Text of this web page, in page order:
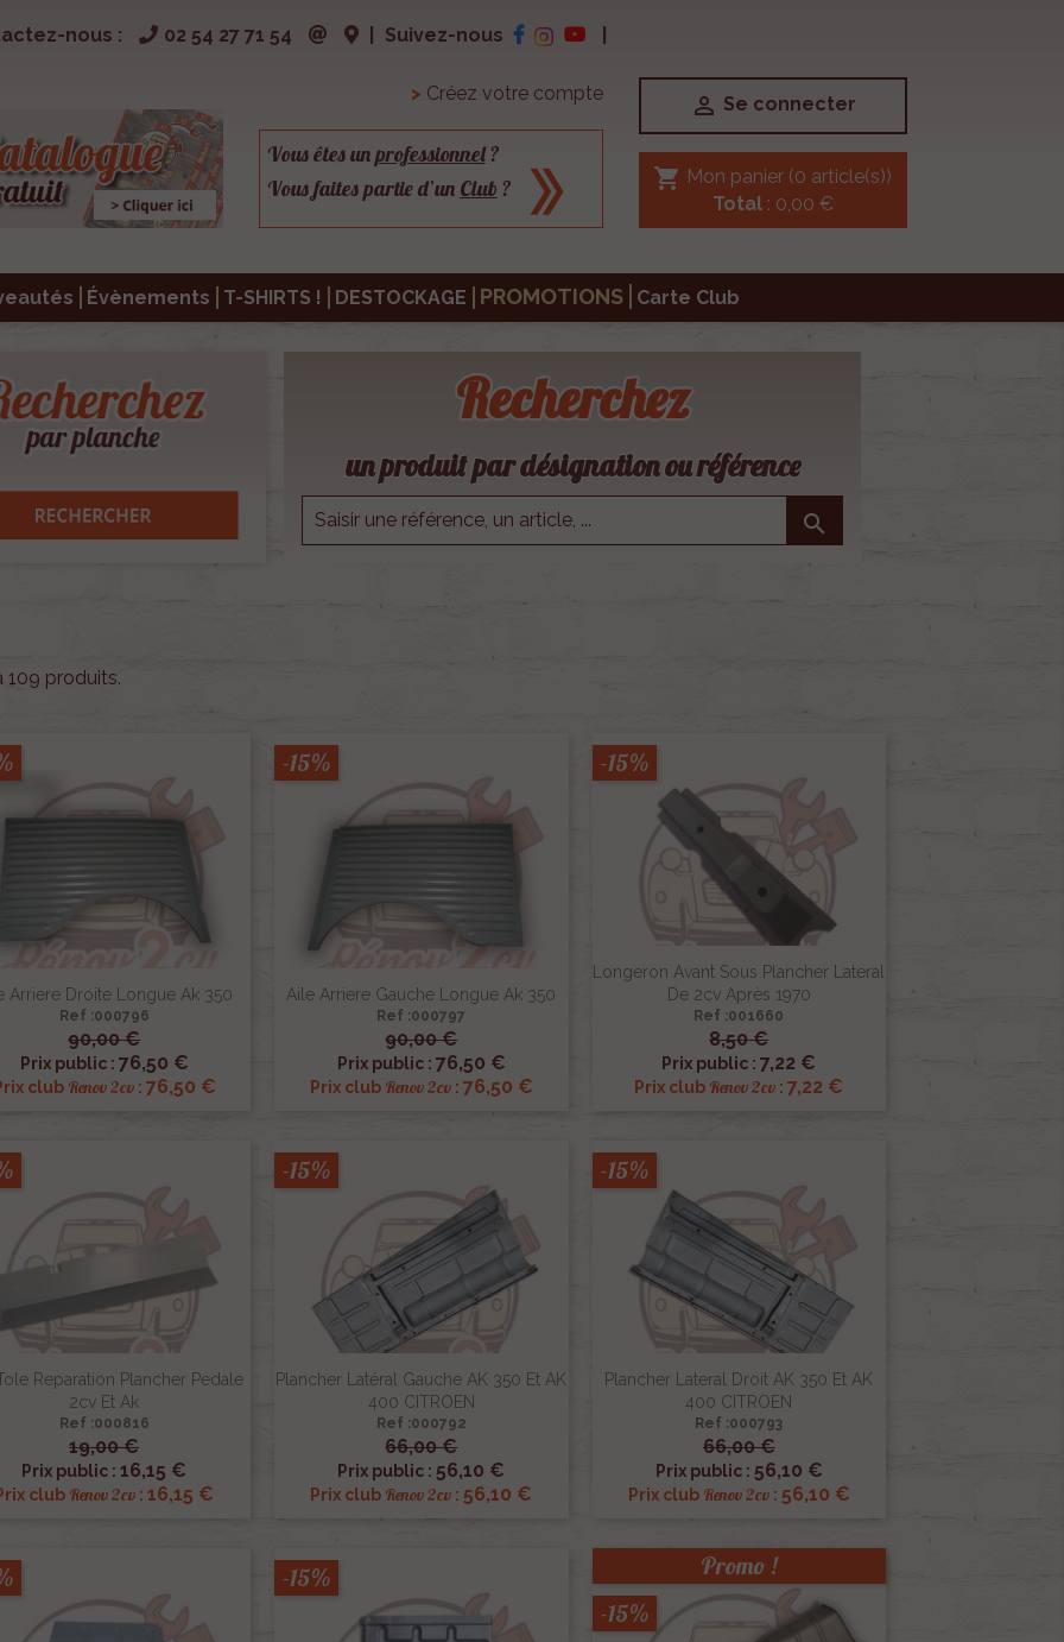
nous : 02 54 27 71 54 Suivez-nous
> Créez votre compte
Vous êtes unprofessionnel?
Vous faites partie d’un Club ?
 Se connecter
shopping_cart Mon panier (0 article(s))
Total: 0,00 €
Évènements T-SHIRTS ! DESTOCKAGE PROMOTIONS Carte Club
Recherchez
un produit par désignation ou référence

109 produits.
Arriere Droite Longue Ak 350
Ref :000796
90,00 €
Prix public : 76,50 €
club Renov 2cv: 76,50 €
 Aperçu rapide
Aile Arriere Gauche Longue Ak 350
Ref :000797
90,00 €
Prix public : 76,50 €
Prix club Renov 2cv: 76,50 €
-15%
 Aperçu rapide
Longeron Avant Sous Plancher Lateral
De 2cv Après 1970
Ref :001660
8,50 €
Prix public :7,22 €
Prix club Renov 2cv :7,22 €
-15%
 Aperçu rapide
Reparation Plancher Pedale
2cv Et Ak
Ref :000816
19,00 €
Prix public :16,15 €
club Renov 2cv :16,15 €
 Aperçu rapide
Plancher Latéral Gauche AK 350 Et AK
400 CITROEN
Ref :000792
66,00 €
Prix public : 56,10 €
Prix club Renov 2cv : 56,10 €
-15%
 Aperçu rapide
Plancher Lateral Droit AK 350 Et AK
400 CITROEN
Ref :000793
66,00 €
Prix public : 56,10 €
Prix club Renov 2cv: 56,10 €
-15%
 Aperçu rapide
-15%
Promo !
-15%